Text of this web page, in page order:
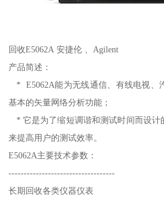
回收E5062A 安捷伦 、Agilent
产品简述：
* E5062A能为无线通信、有线电视、
基本的矢量网络分析功能；
* 它是为了缩短调谐和测试时间而设计
来提高用户的测试效率。
E5062A主要技术参数：
-----------------------------------
长期回收各类仪器仪表